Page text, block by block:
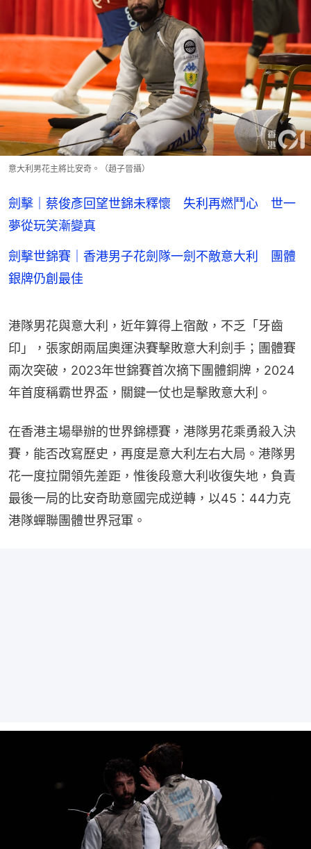
意大利男花主將比安奇。（趙子晉攝）
劍擊｜蔡俊彥回望世錦未釋懷 失利再燃鬥心 世一
夢從玩笑漸變真
劍擊世錦賽｜香港男子花劍隊一劍不敵意大利 團體
銀牌仍創最佳
港隊男花與意大利，近年算得上宿敵，不乏「牙齒
印」，張家朗兩屆奧運決賽擊敗意大利劍手；團體賽
兩次突破，2023年世錦賽首次摘下團體銅牌，2024
年首度稱霸世界盃，關鍵一仗也是擊敗意大利。
在香港主場舉辦的世界錦標賽，港隊男花乘勇殺入決
賽，能否改寫歷史，再度是意大利左右大局。港隊男
花一度拉開領先差距，惟後段意大利收復失地，負責
最後一局的比安奇助意國完成逆轉，以45：44力克
港隊蟬聯團體世界冠軍。